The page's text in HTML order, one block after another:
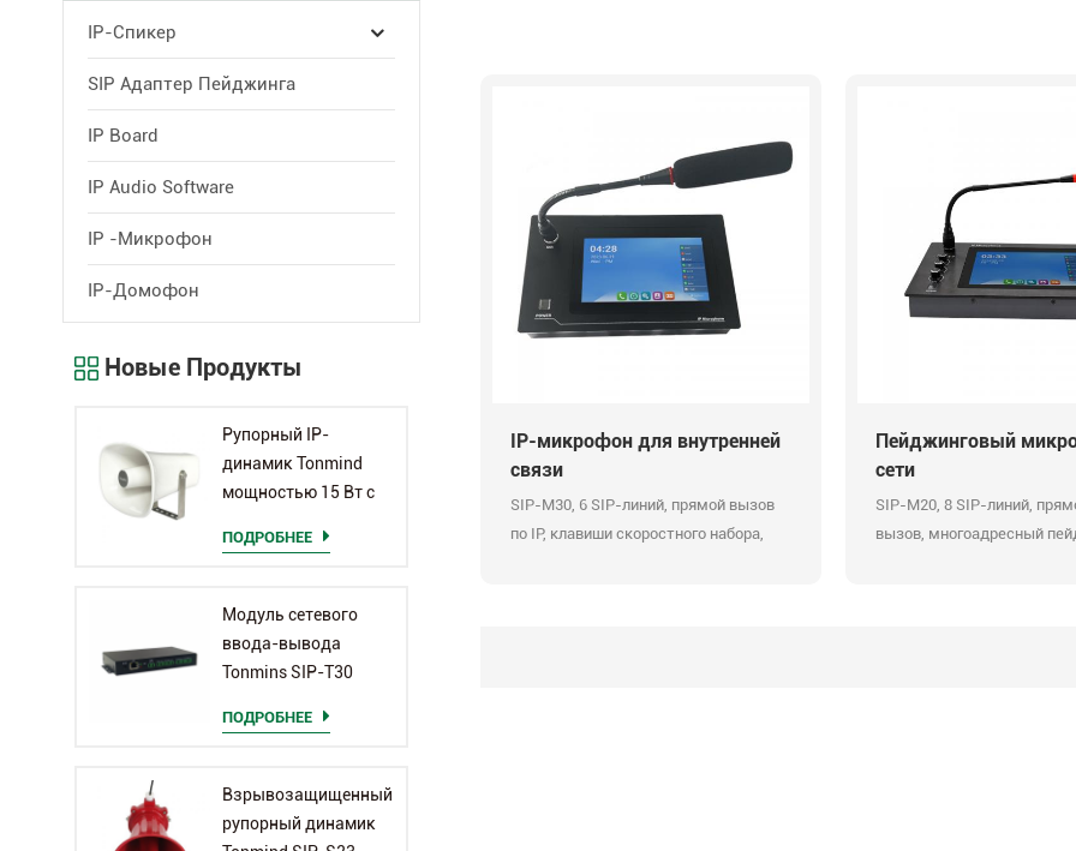
IP-Спикер
SIP Адаптер Пейджинга
IP Board
IP Audio Software
IP -микрофон
IP-Домофон
Новые Продукты
Рупорный IP-
динамик Tonmind
мощностью 15 Вт с
S26H
ПОДРОБНЕЕ
Модуль сетевого
ввода-вывода
Tonmins SIP-T30
ПОДРОБНЕЕ
Взрывозащищенный
рупорный динамик
IP-микрофон для внутренней
связи
SIP-M30, 6 SIP-линий, прямой вызов
по IP, клавиши скоростного набора,
Пейджинговый
сети
SIP-M20, 8 SIP-линий,
вызов, многоадресный